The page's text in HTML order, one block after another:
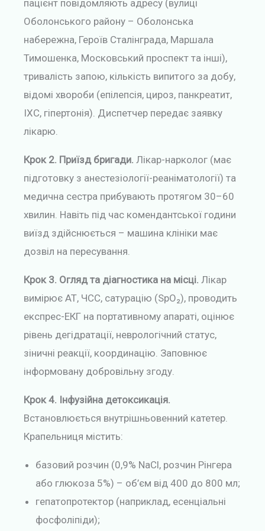
пацієнт повідомляють адресу (вулиці
Оболонського району – Оболонська
набережна, Героїв Сталінграда, Маршала
Тимошенка, Московський проспект та інші),
тривалість запою, кількість випитого за добу,
відомі хвороби (епілепсія, цироз, панкреатит,
ІХС, гіпертонія). Диспетчер передає заявку
лікарю.
Крок 2. Приїзд бригади. Лікар-нарколог (має
підготовку з анестезіології-реаніматології) та
медична сестра прибувають протягом 30–60
хвилин. Навіть під час комендантської години
виїзд здійснюється – машина клініки має
дозвіл на пересування.
Крок 3. Огляд та діагностика на місці. Лікар
вимірює АТ, ЧСС, сатурацію (SpO₂), проводить
експрес-ЕКГ на портативному апараті, оцінює
рівень дегідратації, неврологічний статус,
зіничні реакції, координацію. Заповнює
інформовану добровільну згоду.
Крок 4. Інфузійна детоксикація.
Встановлюється внутрішньовенний катетер.
Крапельниця містить:
базовий розчин (0,9% NaCl, розчин Рінгера
або глюкоза 5%) – об’єм від 400 до 800 мл;
гепатопротектор (наприклад, есенціальні
фосфоліпіди);